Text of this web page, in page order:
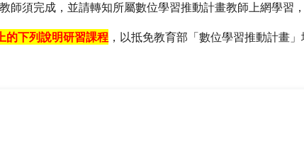
師須完成，並請轉知所屬數位學習推動計畫教師上網學習，
的下列說明研習課程 ，以抵免教育部「數位學習推動計畫